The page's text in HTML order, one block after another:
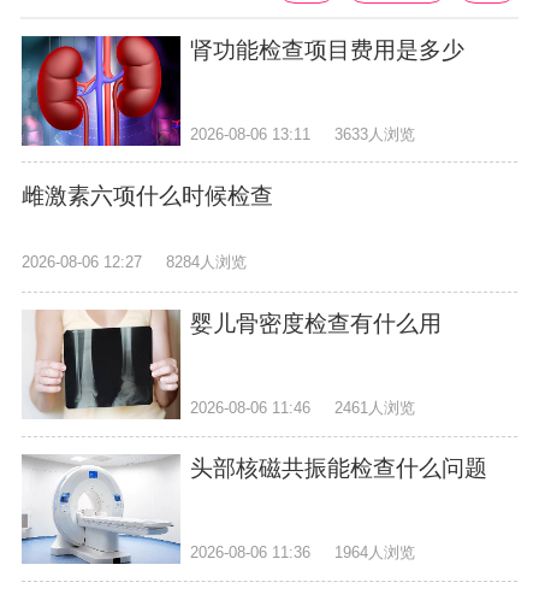
肾功能检查项目费用是多少
2026-08-06 13:11 3633人浏览
雌激素六项什么时候检查
2026-08-06 12:27 8284人浏览
婴儿骨密度检查有什么用
2026-08-06 11:46 2461人浏览
头部核磁共振能检查什么问题
2026-08-06 11:36 1964人浏览